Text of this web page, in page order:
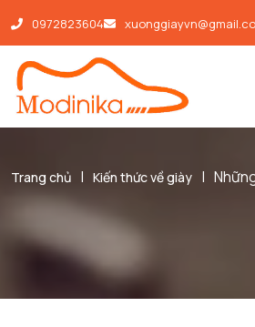
0972823604
Trang chủ | Kiến thức về giày |